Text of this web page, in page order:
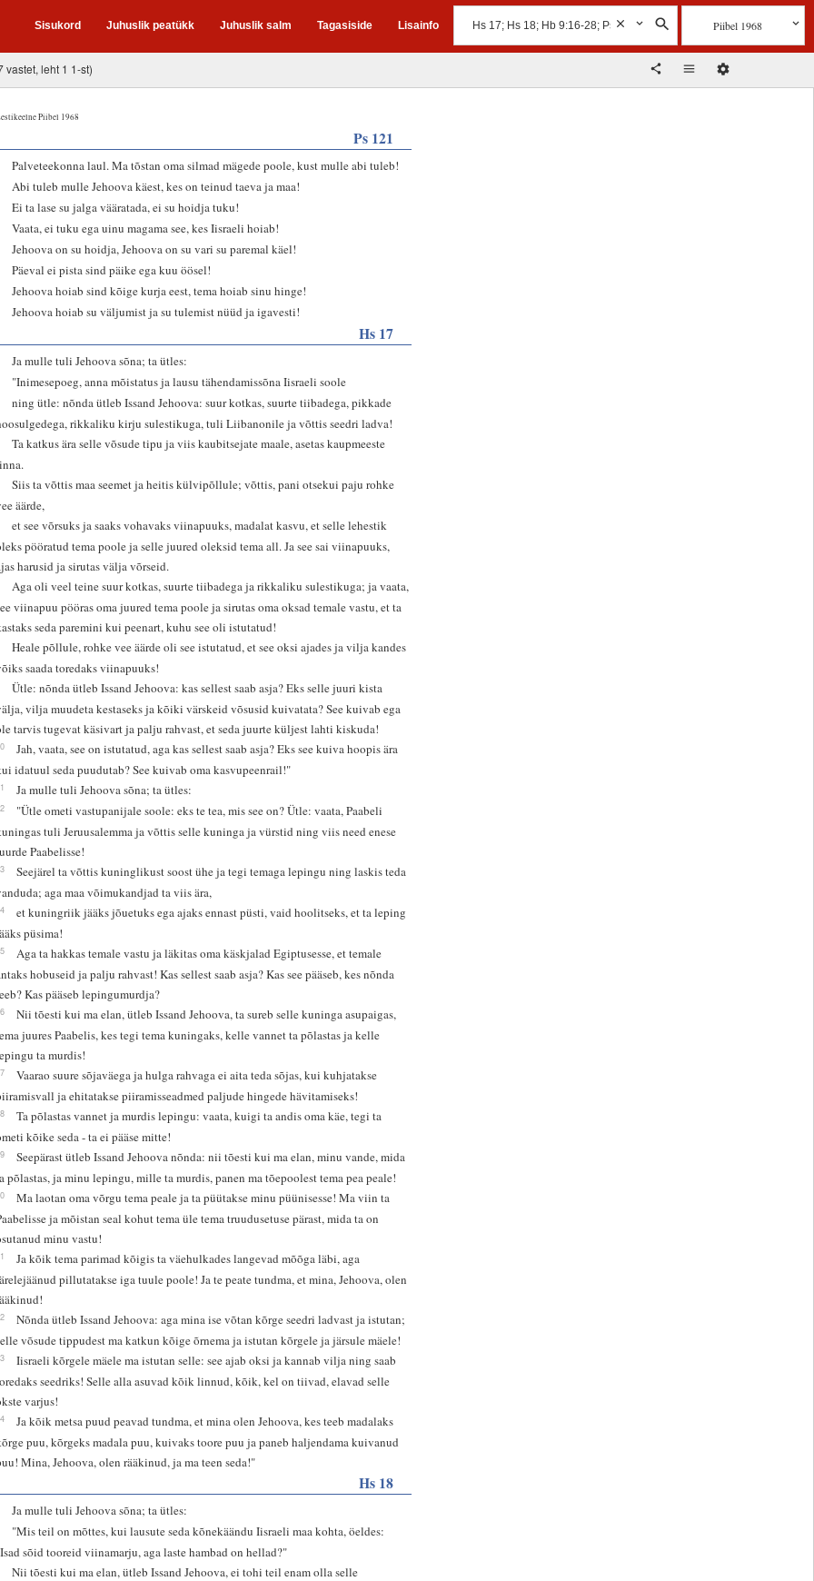
Sisukord Juhuslik peatükk Juhuslik salm Tagasiside Lisainfo Piibel 1968
vastet, leht 1 1-st)
Piibel 1968
Ps 121
Palveteekonna laul. Ma tõstan oma silmad mägede poole, kust mulle abi tuleb!
Abi tuleb mulle Jehoova käest, kes on teinud taeva ja maa!
Ei ta lase su jalga vääratada, ei su hoidja tuku!
Vaata, ei tuku ega uinu magama see, kes Iisraeli hoiab!
Jehoova on su hoidja, Jehoova on su vari su paremal käel!
Päeval ei pista sind päike ega kuu öösel!
Jehoova hoiab sind kõige kurja eest, tema hoiab sinu hinge!
Jehoova hoiab su väljumist ja su tulemist nüüd ja igavesti!
Hs 17
Ja mulle tuli Jehoova sõna; ta ütles:
"Inimesepoeg, anna mõistatus ja lausu tähendamissõna Iisraeli soole
ning ütle: nõnda ütleb Issand Jehoova: suur kotkas, suurte tiibadega, pikkade
rikkaliku kirju sulestikuga, tuli Liibanonile ja võttis seedri ladva!
Ta katkus ära selle võsude tipu ja viis kaubitsejate maale, asetas kaupmeeste
Siis ta võttis maa seemet ja heitis külvipõllule; võttis, pani otsekui paju rohke
äärde,
et see võrsuks ja saaks vohavaks viinapuuks, madalat kasvu, et selle lehestik
pööratud tema poole ja selle juured oleksid tema all. Ja see sai viinapuuks,
harusid ja sirutas välja võrseid.
Aga oli veel teine suur kotkas, suurte tiibadega ja rikkaliku sulestikuga; ja vaata,
viinapuu pööras oma juured tema poole ja sirutas oma oksad temale vastu, et ta
seda paremini kui peenart, kuhu see oli istutatud!
Heale põllule, rohke vee äärde oli see istutatud, et see oksi ajades ja vilja kandes
saada toredaks viinapuuks!
Ütle: nõnda ütleb Issand Jehoova: kas sellest saab asja? Eks selle juuri kista
vilja muudeta kestaseks ja kõiki värskeid võsusid kuivatata? See kuivab ega
tarvis tugevat käsivart ja palju rahvast, et seda juurte küljest lahti kiskuda!
Jah, vaata, see on istutatud, aga kas sellest saab asja? Eks see kuiva hoopis ära
idatuul seda puudutab? See kuivab oma kasvupeenrail!"
Ja mulle tuli Jehoova sõna; ta ütles:
"Ütle ometi vastupanijale soole: eks te tea, mis see on? Ütle: vaata, Paabeli
tuli Jeruusalemma ja võttis selle kuninga ja vürstid ning viis need enese
Paabelisse!
Seejärel ta võttis kuninglikust soost ühe ja tegi temaga lepingu ning laskis teda
aga maa võimukandjad ta viis ära,
et kuningriik jääks jõuetuks ega ajaks ennast püsti, vaid hoolitseks, et ta leping
püsima!
Aga ta hakkas temale vastu ja läkitas oma käskjalad Egiptusesse, et temale
hobuseid ja palju rahvast! Kas sellest saab asja? Kas see pääseb, kes nõnda
Kas pääseb lepingumurdja?
Nii tõesti kui ma elan, ütleb Issand Jehoova, ta sureb selle kuninga asupaigas,
juures Paabelis, kes tegi tema kuningaks, kelle vannet ta põlastas ja kelle
ta murdis!
Vaarao suure sõjaväega ja hulga rahvaga ei aita teda sõjas, kui kuhjatakse
ja ehitatakse piiramisseadmed paljude hingede hävitamiseks!
Ta põlastas vannet ja murdis lepingu: vaata, kuigi ta andis oma käe, tegi ta
kõike seda - ta ei pääse mitte!
Seepärast ütleb Issand Jehoova nõnda: nii tõesti kui ma elan, minu vande, mida
põlastas, ja minu lepingu, mille ta murdis, panen ma tõepoolest tema pea peale!
Ma laotan oma võrgu tema peale ja ta püütakse minu püünisesse! Ma viin ta
ja mõistan seal kohut tema üle tema truudusetuse pärast, mida ta on
minu vastu!
Ja kõik tema parimad kõigis ta väehulkades langevad mõõga läbi, aga
pillutatakse iga tuule poole! Ja te peate tundma, et mina, Jehoova, olen
Nõnda ütleb Issand Jehoova: aga mina ise võtan kõrge seedri ladvast ja istutan;
võsude tippudest ma katkun kõige õrnema ja istutan kõrgele ja järsule mäele!
Iisraeli kõrgele mäele ma istutan selle: see ajab oksi ja kannab vilja ning saab
seedriks! Selle alla asuvad kõik linnud, kõik, kel on tiivad, elavad selle
varjus!
Ja kõik metsa puud peavad tundma, et mina olen Jehoova, kes teeb madalaks
puu, kõrgeks madala puu, kuivaks toore puu ja paneb haljendama kuivanud
Mina, Jehoova, olen rääkinud, ja ma teen seda!"
Hs 18
Ja mulle tuli Jehoova sõna; ta ütles:
"Mis teil on mõttes, kui lausute seda kõnekäändu Iisraeli maa kohta, öeldes:
sõid tooreid viinamarju, aga laste hambad on hellad?"
Nii tõesti kui ma elan, ütleb Issand Jehoova, ei tohi teil enam olla selle